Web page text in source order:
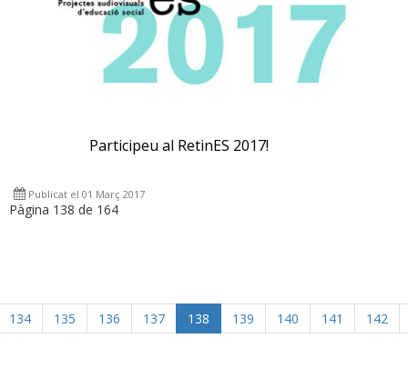
Participeu al RetinES 2017!
Publicat el 01 Març 2017
Pàgina 138 de 164
134 135 136 137 138 139 140 141 142